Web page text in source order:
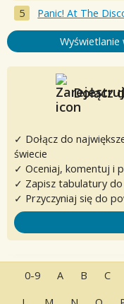
Panic! At The
Wyświetlanie
Dołącz
✓ Dołącz do
świecie
✓ Oceniaj, komentuj i
✓ Zapisz tabulatury
✓ Przyczyniaj się do
0-9 A B C